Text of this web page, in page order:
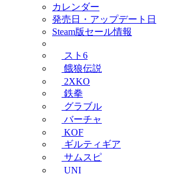
カレンダー
発売日・アップデート日
Steam版セール情報
スト6
餓狼伝説
2XKO
鉄拳
グラブル
バーチャ
KOF
ギルティギア
サムスピ
UNI